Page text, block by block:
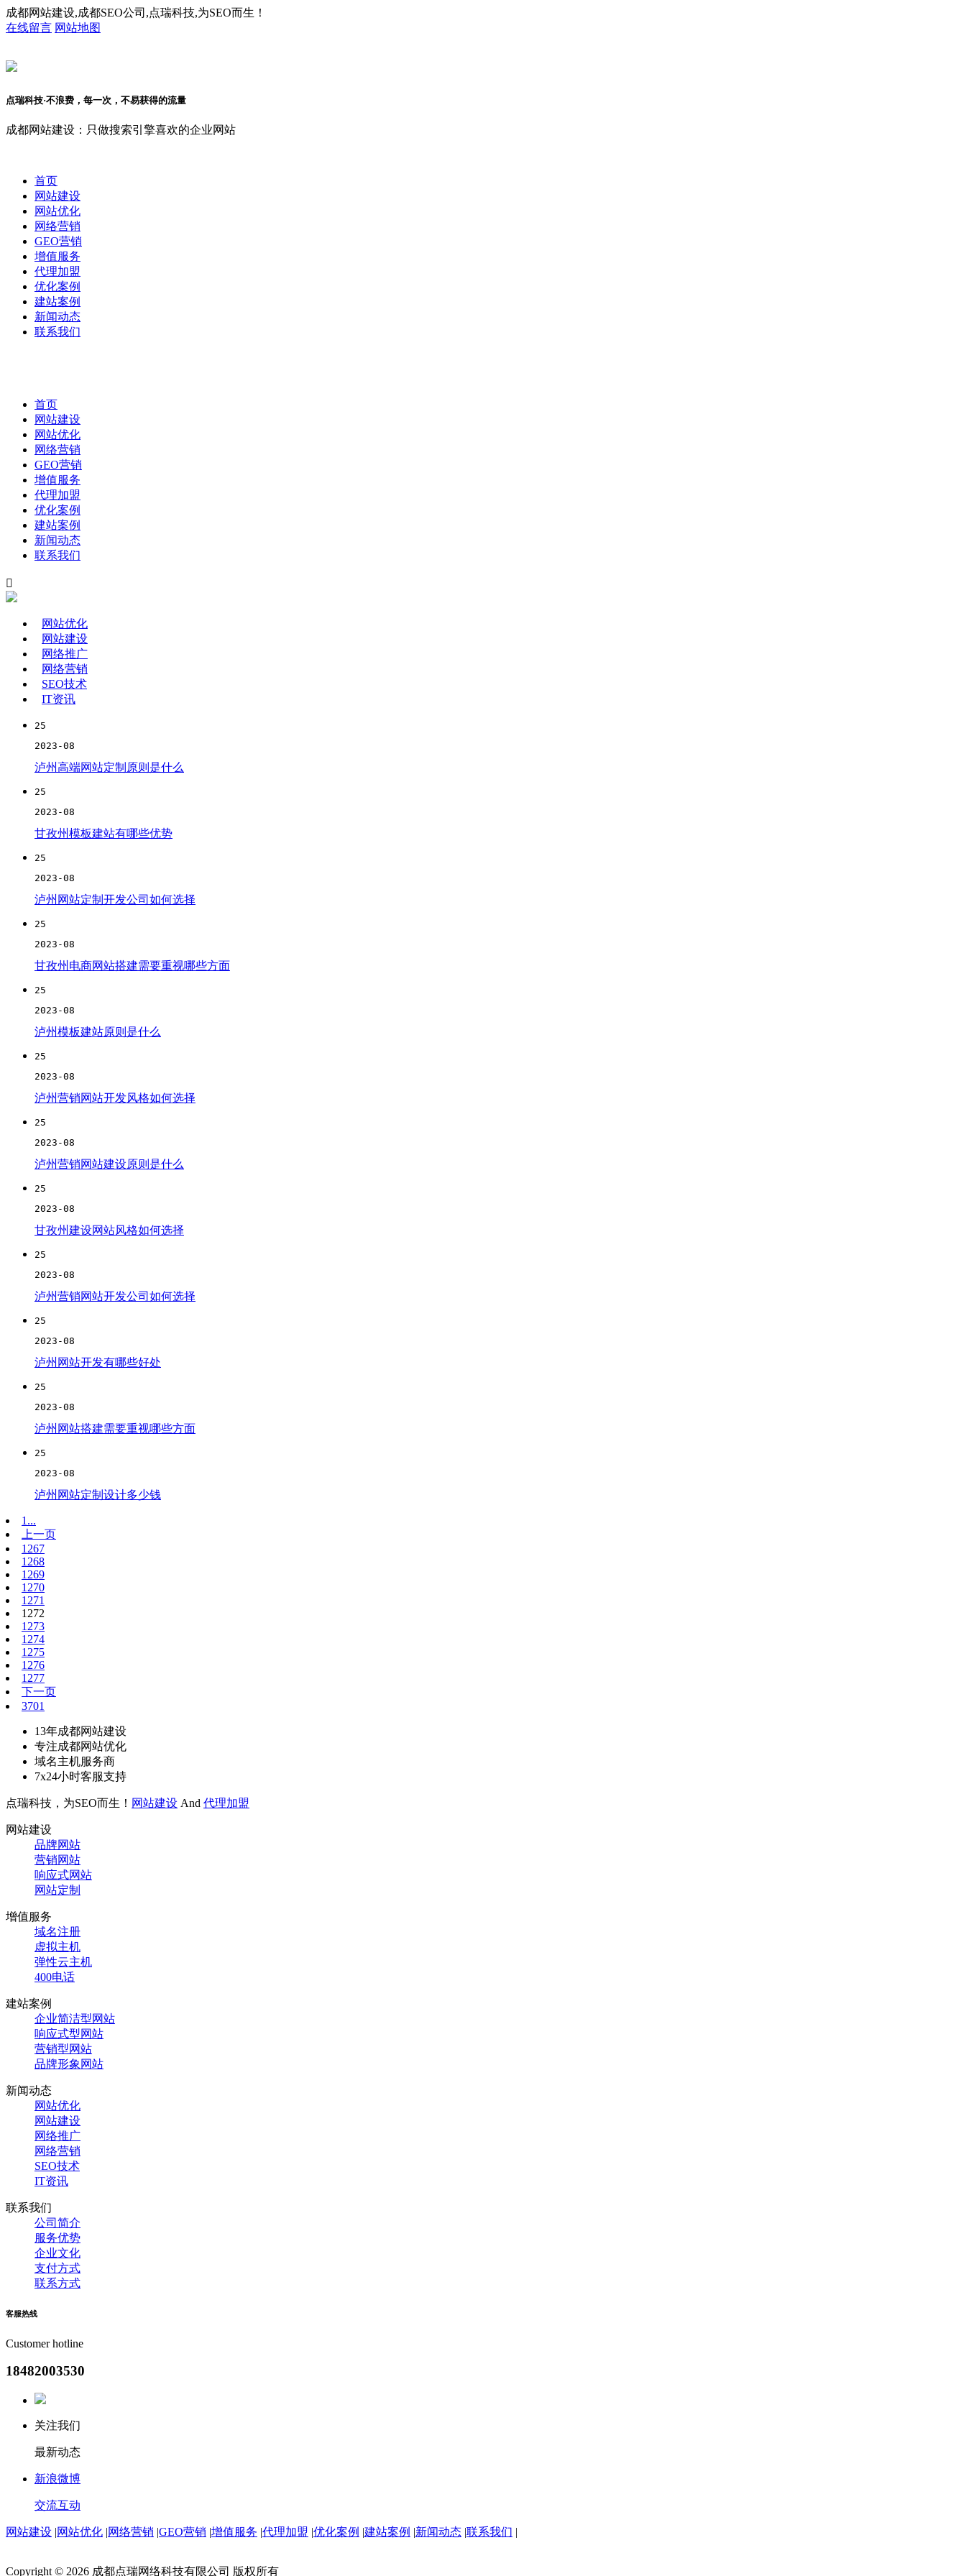
成都网站建设,成都SEO公司,点瑞科技,为SEO而生！
在线留言 网站地图
点瑞科技·不浪费，每一次，不易获得的流量
成都网站建设：只做搜索引擎喜欢的企业网站
首页
网站建设
网站优化
网络营销
GEO营销
增值服务
代理加盟
优化案例
建站案例
新闻动态
联系我们
首页
网站建设
网站优化
网络营销
GEO营销
增值服务
代理加盟
优化案例
建站案例
新闻动态
联系我们

网站优化
网站建设
网络推广
网络营销
SEO技术
IT资讯
25
2023-08
泸州高端网站定制原则是什么
25
2023-08
甘孜州模板建站有哪些优势
25
2023-08
泸州网站定制开发公司如何选择
25
2023-08
甘孜州电商网站搭建需要重视哪些方面
25
2023-08
泸州模板建站原则是什么
25
2023-08
泸州营销网站开发风格如何选择
25
2023-08
泸州营销网站建设原则是什么
25
2023-08
甘孜州建设网站风格如何选择
25
2023-08
泸州营销网站开发公司如何选择
25
2023-08
泸州网站开发有哪些好处
25
2023-08
泸州网站搭建需要重视哪些方面
25
2023-08
泸州网站定制设计多少钱
1...
上一页
1267
1268
1269
1270
1271
1272
1273
1274
1275
1276
1277
下一页
3701
13年成都网站建设
专注成都网站优化
域名主机服务商
7x24小时客服支持
点瑞科技，为SEO而生！ 网站建设 And 代理加盟
网站建设
品牌网站
营销网站
响应式网站
网站定制
增值服务
域名注册
虚拟主机
弹性云主机
400电话
建站案例
企业简洁型网站
响应式型网站
营销型网站
品牌形象网站
新闻动态
网站优化
网站建设
网络推广
网络营销
SEO技术
IT资讯
联系我们
公司简介
服务优势
企业文化
支付方式
联系方式
客服热线
Customer hotline
18482003530
关注我们
最新动态
新浪微博
交流互动
网站建设 |网站优化 |网络营销 |GEO营销 |增值服务 |代理加盟 |优化案例 |建站案例 |新闻动态 |联系我们 |
Copyright © 2026 成都点瑞网络科技有限公司 版权所有